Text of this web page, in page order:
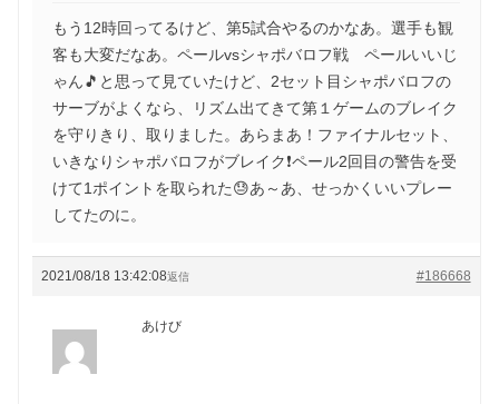
もう12時回ってるけど、第5試合やるのかなあ。選手も観
客も大変だなあ。ペールvsシャポバロフ戦 ペールいいじ
ゃん🎵と思って見ていたけど、2セット目シャポバロフの
サーブがよくなら、リズム出てきて第１ゲームのブレイク
を守りきり、取りました。あらまあ！ファイナルセット、
いきなりシャポバロフがブレイク❗ペール2回目の警告を受
けて1ポイントを取られた😓あ～あ、せっかくいいプレー
してたのに。
2021/08/18 13:42:08 #186668
返信
あけび